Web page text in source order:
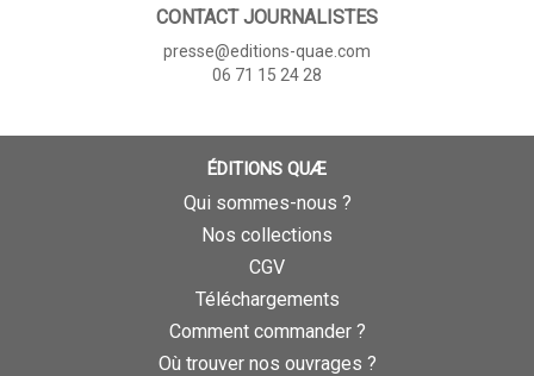
CONTACT JOURNALISTES
presse@editions-quae.com
06 71 15 24 28
ÉDITIONS QUÆ
Qui sommes-nous ?
Nos collections
CGV
Téléchargements
Comment commander ?
Où trouver nos ouvrages ?